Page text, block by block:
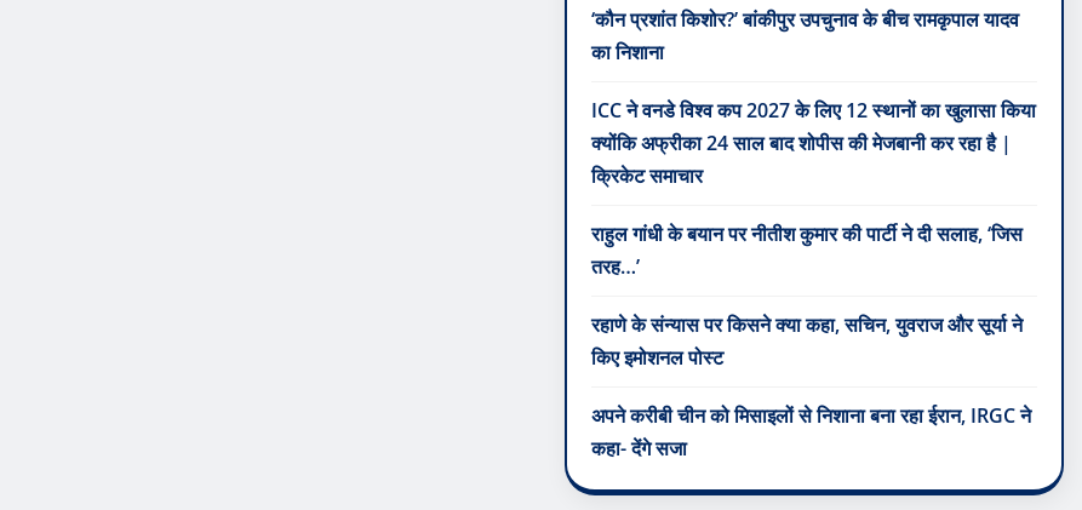
‘कौन प्रशांत किशोर?’ बांकीपुर उपचुनाव के बीच रामकृपाल यादव
का निशाना
ICC ने वनडे विश्व कप 2027 के लिए 12 स्थानों का खुलासा किया
क्योंकि अफ्रीका 24 साल बाद शोपीस की मेजबानी कर रहा है |
क्रिकेट समाचार
राहुल गांधी के बयान पर नीतीश कुमार की पार्टी ने दी सलाह, ‘जिस
तरह…’
रहाणे के संन्यास पर किसने क्या कहा, सचिन, युवराज और सूर्या ने
किए इमोशनल पोस्ट
अपने करीबी चीन को मिसाइलों से निशाना बना रहा ईरान, IRGC ने
कहा- देंगे सजा